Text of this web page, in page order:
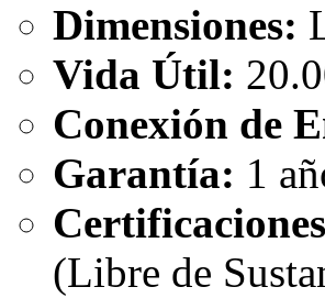
Dimensiones:
Vida Útil:
Conexión de
Garantía: 1
(Libre de